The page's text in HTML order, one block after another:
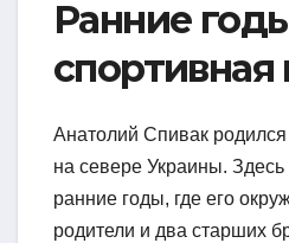
Ранние
спортивная
Анатолий Спивак
на севере Украины.
ранние годы, где его
родители и два старших